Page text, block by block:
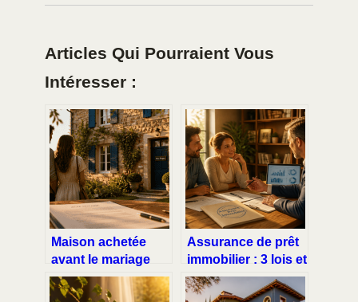
Articles Qui Pourraient Vous
Intéresser :
Maison achetée
avant le mariage
sans contrat :
comment protéger
Assurance de prêt
immobilier : 3 lois et
un courtier pour
diviser votre